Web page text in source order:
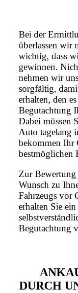
Bei der
überlassen wir
wichtig, dass
gewinnen.
nehmen wir
sorgfältig,
erhalten, den
Begutachtung
Dabei müssen
Auto tagelang
bekommen Ihr
bestmöglichen
Zur
Wunsch zu
Fahrzeugs vor
erhalten Sie
Begutachtung
DURCH